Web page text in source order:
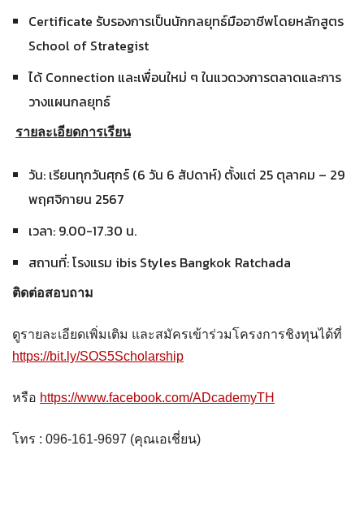
Certificate รับรองการเป็นนักกลยุทธ์มืออาชีพโดยหลักสูตร
School of Strategist
ได้ Connection และเพื่อนใหม่ ๆ ในแวดวงการตลาดและการ
วางแผนกลยุทธ์
รายละเอียดการเรียน
วัน: เรียนทุกวันศุกร์ (6 วัน 6 สัปดาห์) ตั้งแต่ 25 ตุลาคม – 29
พฤศจิกายน 2567
เวลา: 9.00-17.30 น.
สถานที่: โรงแรม ibis Styles Bangkok Ratchada
ติดต่อสอบถาม
ดูรายละเอียดเพิ่มเติม และสมัครเข้าร่วมโครงการชิงทุนได้ที่
https://bit.ly/SOS5Scholarship
หรือ https://www.facebook.com/ADcademyTH
โทร : 096-161-9697 (คุณเอเชี่ยน)